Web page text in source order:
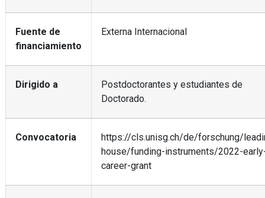
Fuente de
financiamiento
Externa Internacional
Dirigido a
Postdoctorantes y estudiantes de
Doctorado.
Convocatoria
https://cls.unisg.ch/de/forschung/
house/funding-instruments/2022-
career-grant